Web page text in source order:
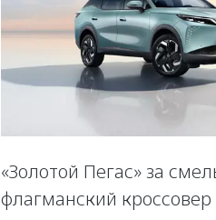
«Золотой Пегас» за
флагманский кроссовер